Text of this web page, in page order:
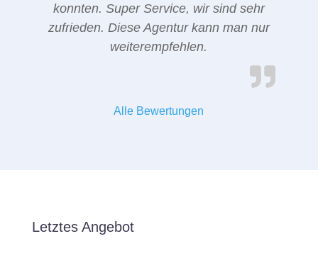
konnten. Super Service, wir sind sehr
zufrieden. Diese Agentur kann man nur
weiterempfehlen.
Alle Bewertungen
Letztes Angebot